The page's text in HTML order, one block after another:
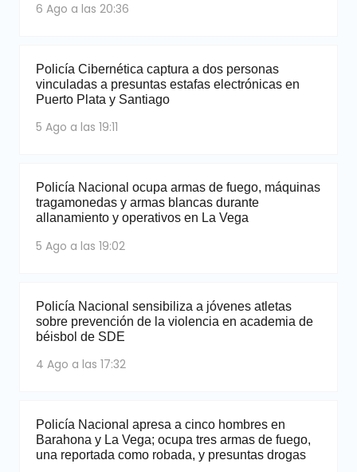
6 Ago a las 20:36
Policía Cibernética captura a dos personas
vinculadas a presuntas estafas electrónicas en
Puerto Plata y Santiago
5 Ago a las 19:11
Policía Nacional ocupa armas de fuego, máquinas
tragamonedas y armas blancas durante
allanamiento y operativos en La Vega
5 Ago a las 19:02
Policía Nacional sensibiliza a jóvenes atletas
sobre prevención de la violencia en academia de
béisbol de SDE
4 Ago a las 17:32
Policía Nacional apresa a cinco hombres en
Barahona y La Vega; ocupa tres armas de fuego,
una reportada como robada, y presuntas drogas